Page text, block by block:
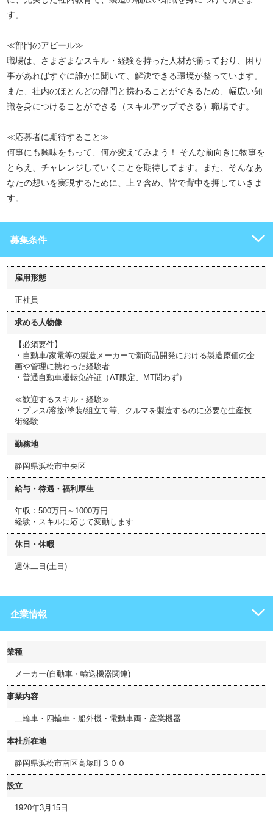
す。
≪部門のアピール≫
職場は、さまざまなスキル・経験を持った人材が揃っており、困り
事があればすぐに誰かに聞いて、解決できる環境が整っています。
また、社内のほとんどの部門と携わることができるため、幅広い知
識を身につけることができる（スキルアップできる）職場です。
≪応募者に期待すること≫
何事にも興味をもって、何か変えてみよう！ そんな前向きに物事を
とらえ、チャレンジしていくことを期待してます。また、そんなあ
なたの想いを実現するために、上？含め、皆で背中を押していきま
す。
募集条件
雇用形態
正社員
求める人物像
【必須要件】
・自動車/家電等の製造メーカーで新商品開発における製造原価の企
画や管理に携わった経験者
・普通自動車運転免許証（AT限定、MT問わず）
≪歓迎するスキル・経験≫
・プレス/溶接/塗装/組立て等、クルマを製造するのに必要な生産技
術経験
勤務地
静岡県浜松市中央区
給与・待遇・福利厚生
年収：500万円～1000万円
経験・スキルに応じて変動します
休日・休暇
週休二日(土日)
企業情報
業種
メーカー(自動車・輸送機器関連)
事業内容
二輪車・四輪車・船外機・電動車両・産業機器
本社所在地
静岡県浜松市南区高塚町３００
設立
1920年3月15日